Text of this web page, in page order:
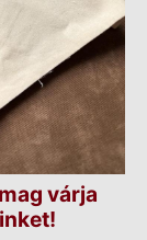
várja